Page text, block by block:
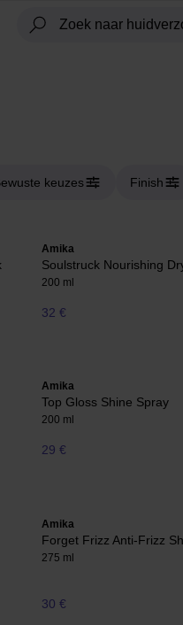
keuzes Finish
Amika
Soulstruck Nourishing
200 ml
32 €
Amika
Top Gloss Shine Spray
200 ml
29 €
Amika
Forget Frizz Anti-Frizz
275 ml
30 €